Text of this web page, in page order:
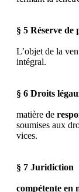
§ 5 Réserve de
L’objet de la
intégral.
§ 6 Droits
matière de
soumises aux
vices.
§ 7 Juridiction
compétente en